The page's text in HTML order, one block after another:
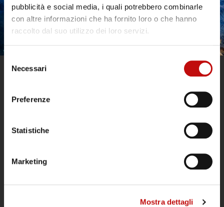
pubblicità e social media, i quali potrebbero combinarle
con altre informazioni che ha fornito loro o che hanno
raccolto dal suo utilizzo dei loro servizi.
Selezione
delNecessari
Preferenze
Statistiche
Marketing
Mostra dettagli
CONTATTACI
l’anno ed è un punto di riferimento